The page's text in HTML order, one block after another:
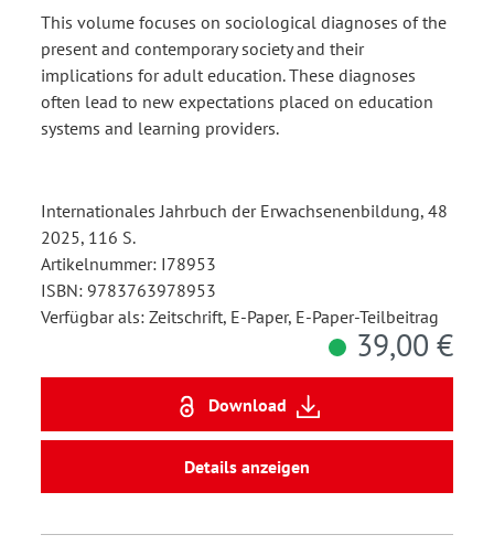
This volume focuses on sociological diagnoses of the
present and contemporary society and their
implications for adult education. These diagnoses
often lead to new expectations placed on education
systems and learning providers.
Internationales Jahrbuch der Erwachsenenbildung, 48
2025, 116 S.
Artikelnummer: I78953
ISBN: 9783763978953
Verfügbar als: Zeitschrift, E-Paper, E-Paper-Teilbeitrag
39,00 €
Download
Details anzeigen